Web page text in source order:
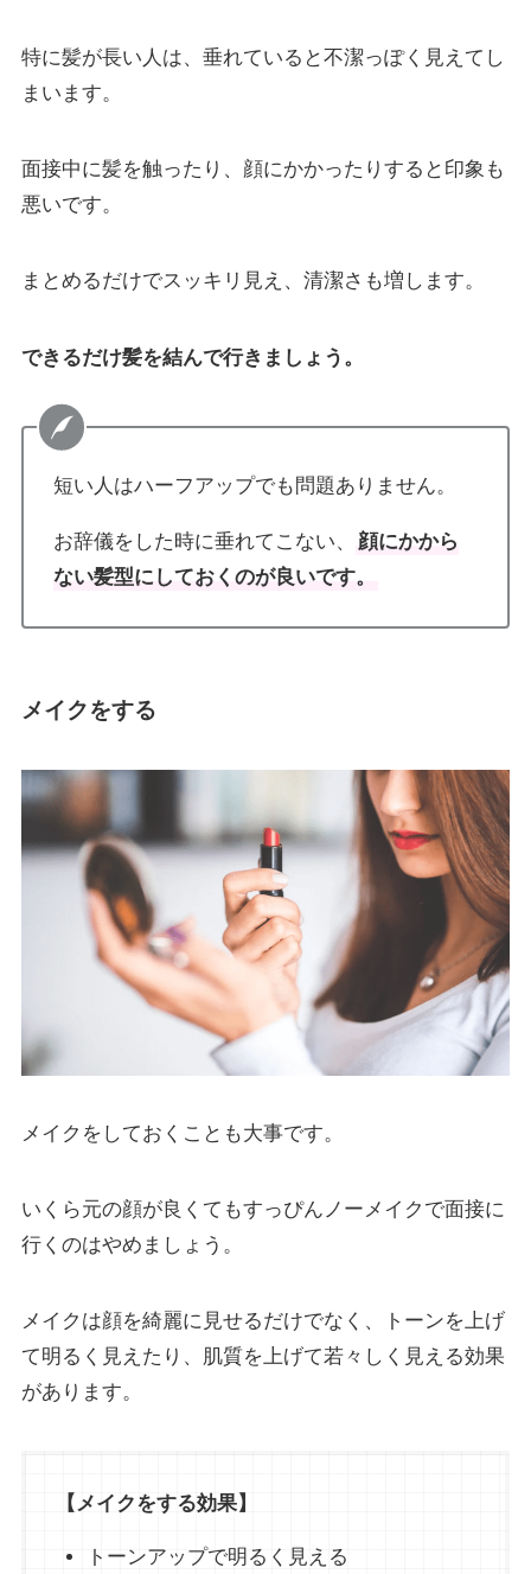
特に髪が長い人は、垂れていると不潔っぽく見えてし
まいます。
面接中に髪を触ったり、顔にかかったりすると印象も
悪いです。
まとめるだけでスッキリ見え、清潔さも増します。
できるだけ髪を結んで行きましょう。
短い人はハーフアップでも問題ありません。
お辞儀をした時に垂れてこない、
顔にかから
ない髪型にしておくのが良いです。
メイクをする
メイクをしておくことも大事です。
いくら元の顔が良くてもすっぴんノーメイクで面接に
行くのはやめましょう。
メイクは顔を綺麗に見せるだけでなく、トーンを上げ
て明るく見えたり、肌質を上げて若々しく見える効果
があります。
【メイクをする効果】
トーンアップで明るく見える